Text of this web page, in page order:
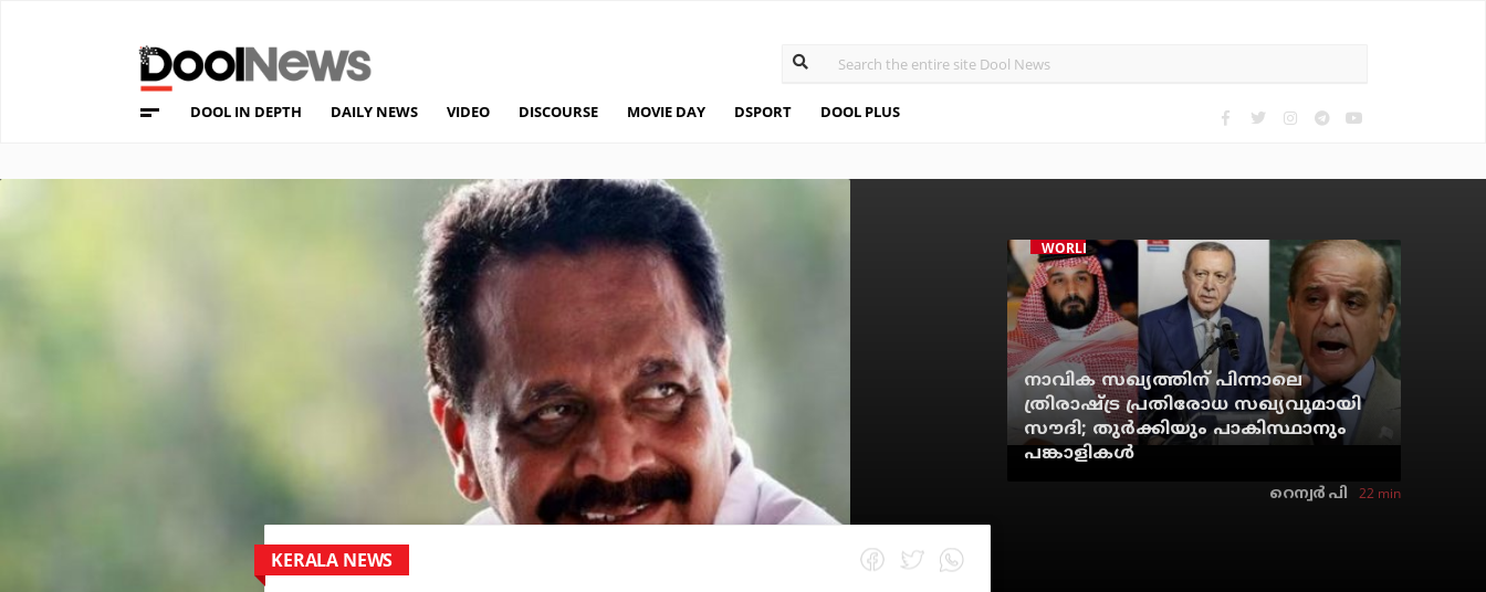
DOOL IN DEPTH DAILY NEWS VIDEO DISCOURSE MOVIE DAY DSPORT DOOL PLUS
WORLD
നാവിക സഖ്യത്തിന് പിന്നാലെ
ത്രിരാഷ്ട്ര പ്രതിരോധ സഖ്യവുമായി
സൗദി; തുര്‍ക്കിയും പാകിസ്ഥാനും
പങ്കാളികള്‍
റെന്വര്‍ പി 22 min
KERALA NEWS